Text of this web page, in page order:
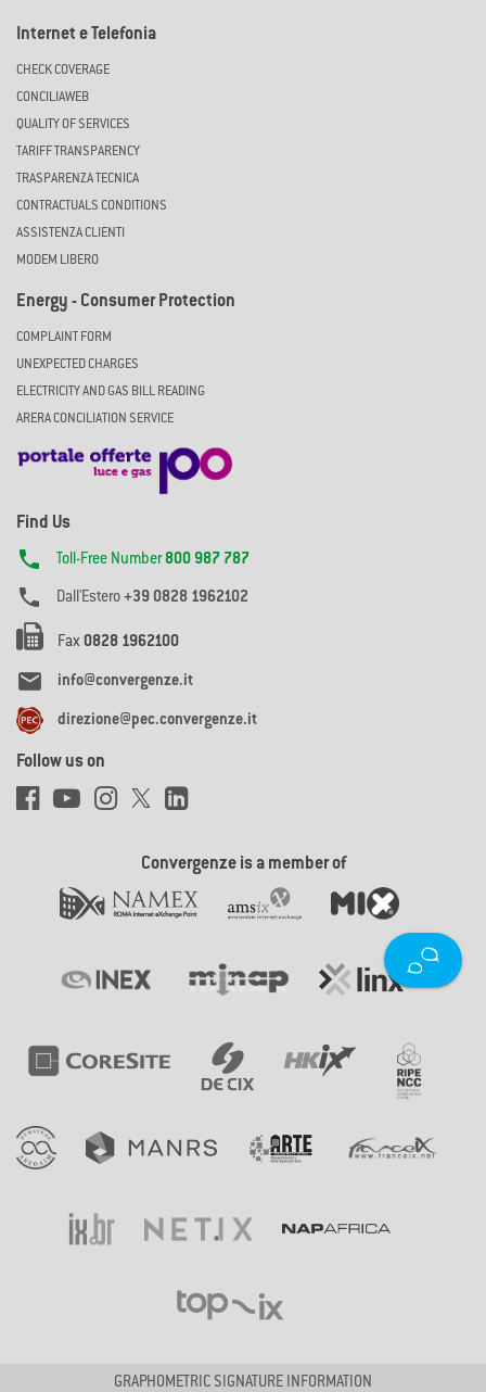
Internet e Telefonia
CHECK COVERAGE
CONCILIAWEB
QUALITY OF SERVICES
TARIFF TRANSPARENCY
TRASPARENZA TECNICA
CONTRACTUALS CONDITIONS
ASSISTENZA CLIENTI
MODEM LIBERO
Energy - Consumer Protection
COMPLAINT FORM
UNEXPECTED CHARGES
ELECTRICITY AND GAS BILL READING
ARERA CONCILIATION SERVICE
Find Us
 Toll-Free Number800 987 787
 Dall'Estero +39 0828 1962102
Fax 0828 1962100
 info@convergenze.it
direzione@pec.convergenze.it
Follow us on
Convergenze is a member of
GRAPHOMETRIC SIGNATURE INFORMATION